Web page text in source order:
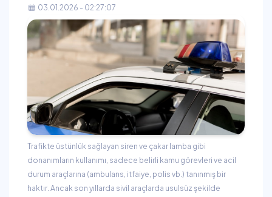
03.01.2026 - 02:27:07
Trafikte üstünlük sağlayan siren ve çakar lamba gibi
donanımların kullanımı, sadece belirli kamu görevleri ve acil
durum araçlarına (ambulans, itfaiye, polis vb.) tanınmış bir
haktır. Ancak son yıllarda sivil araçlarda usulsüz şekilde